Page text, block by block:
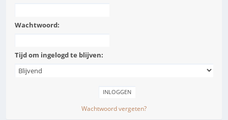
Wachtwoord:
Tijd om ingelogd te blijven:
Wachtwoord vergeten?